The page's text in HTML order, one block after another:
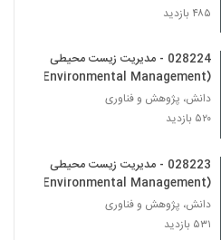
028246 - سیستم های مهندسی شده پیچیده
028247 - سیستم های مهندسی شده پیچیده
028248 - سیستم های مهندسی شده پیچیده
028249 - طراحی سیستم های پیچیده
۴۸۵ بازدید
028224 - مدیریت زیست محیطی
(Environmental Management)
دانش، پژوهش و فناوری
۵۲۰ بازدید
028223 - مدیریت زیست محیطی
(Environmental Management)
دانش، پژوهش و فناوری
۵۳۱ بازدید